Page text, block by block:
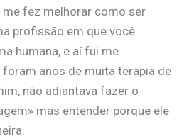
me fez melhorar como ser
profissão em que você
humana, e aí fui me
foram anos de muita terapia de
não adiantava fazer o
mas entender porque ele